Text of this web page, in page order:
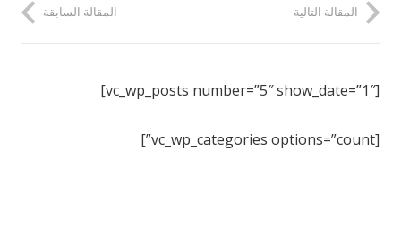
المقالة السابقة المقالة التالية
[vc_wp_posts number=”5″ show_date=”1″]
[vc_wp_categories options=”count”]